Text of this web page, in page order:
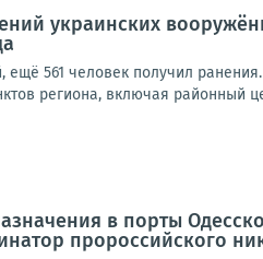
украинских
561 человек получил
региона, включая районный
в порты
пророссийского